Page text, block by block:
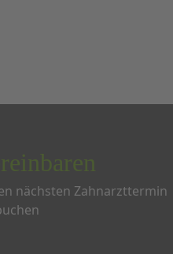
nächsten Zahnarzttermin